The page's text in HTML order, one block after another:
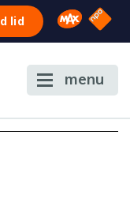
lid Omroep
NPO
menu